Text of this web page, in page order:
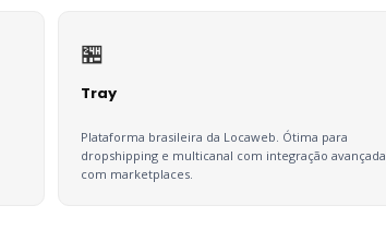
🏪
Tray
Plataforma brasileira da Locaweb. Ótima para
dropshipping e multicanal com integração avançada
com marketplaces.